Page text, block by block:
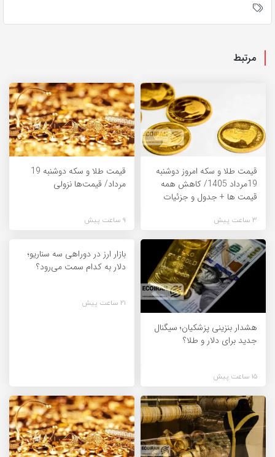
مرتبط
قیمت طلا و سکه امروز دوشنبه
19مرداد 1405/ کاهش همه
قیمت ها + جدول و جزئیات
3 ساعت پیش
قیمت طلا و سکه دوشنبه 19
مرداد/ قیمت‌ها نزولی
9 ساعت پیش
هشدار بنزینی پزشکیان؛ سیگنال
جدید برای دلار و طلا؟
15 ساعت پیش
بازار ارز در دوراهی سه سناریو؛
دلار به کدام سمت می‌رود؟
21 ساعت پیش